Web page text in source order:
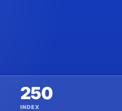
250
INDEX